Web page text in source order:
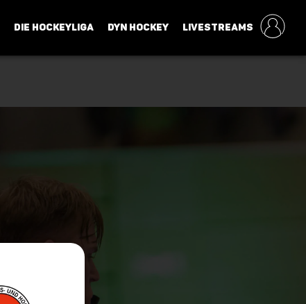
DIE HOCKEYLIGA DYN HOCKEY LIVESTREAMS